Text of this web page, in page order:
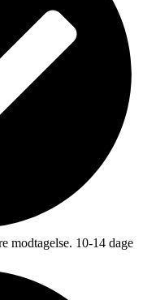
modtagelse. 10-14 dage